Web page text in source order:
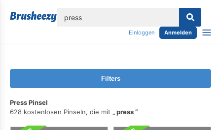
Einloggen Anmelden
Filters
Press Pinsel
628 kostenlosen Pinseln, die mit
press